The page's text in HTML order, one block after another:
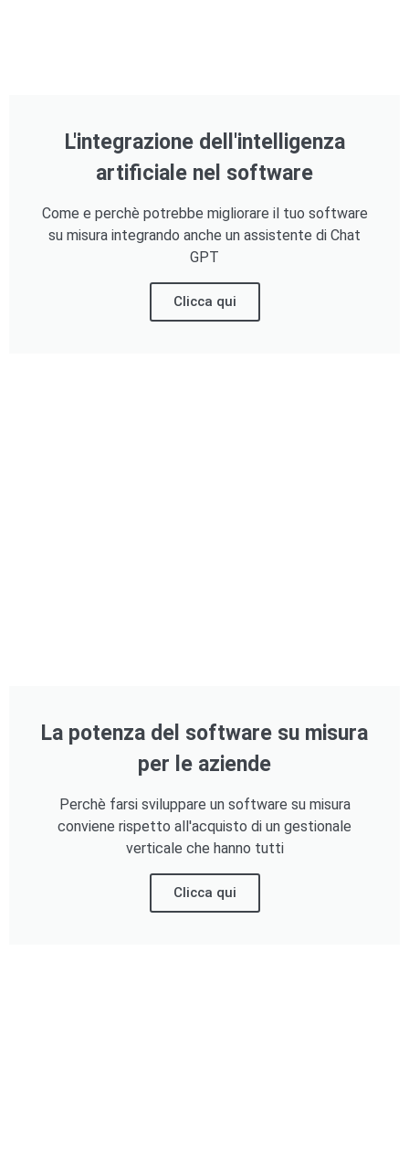
L'integrazione dell'intelligenza
artificiale nel software
Come e perchè potrebbe migliorare il tuo software
su misura integrando anche un assistente di Chat
GPT
Clicca qui
La potenza del software su misura
per le aziende
Perchè farsi sviluppare un software su misura
conviene rispetto all'acquisto di un gestionale
verticale che hanno tutti
Clicca qui